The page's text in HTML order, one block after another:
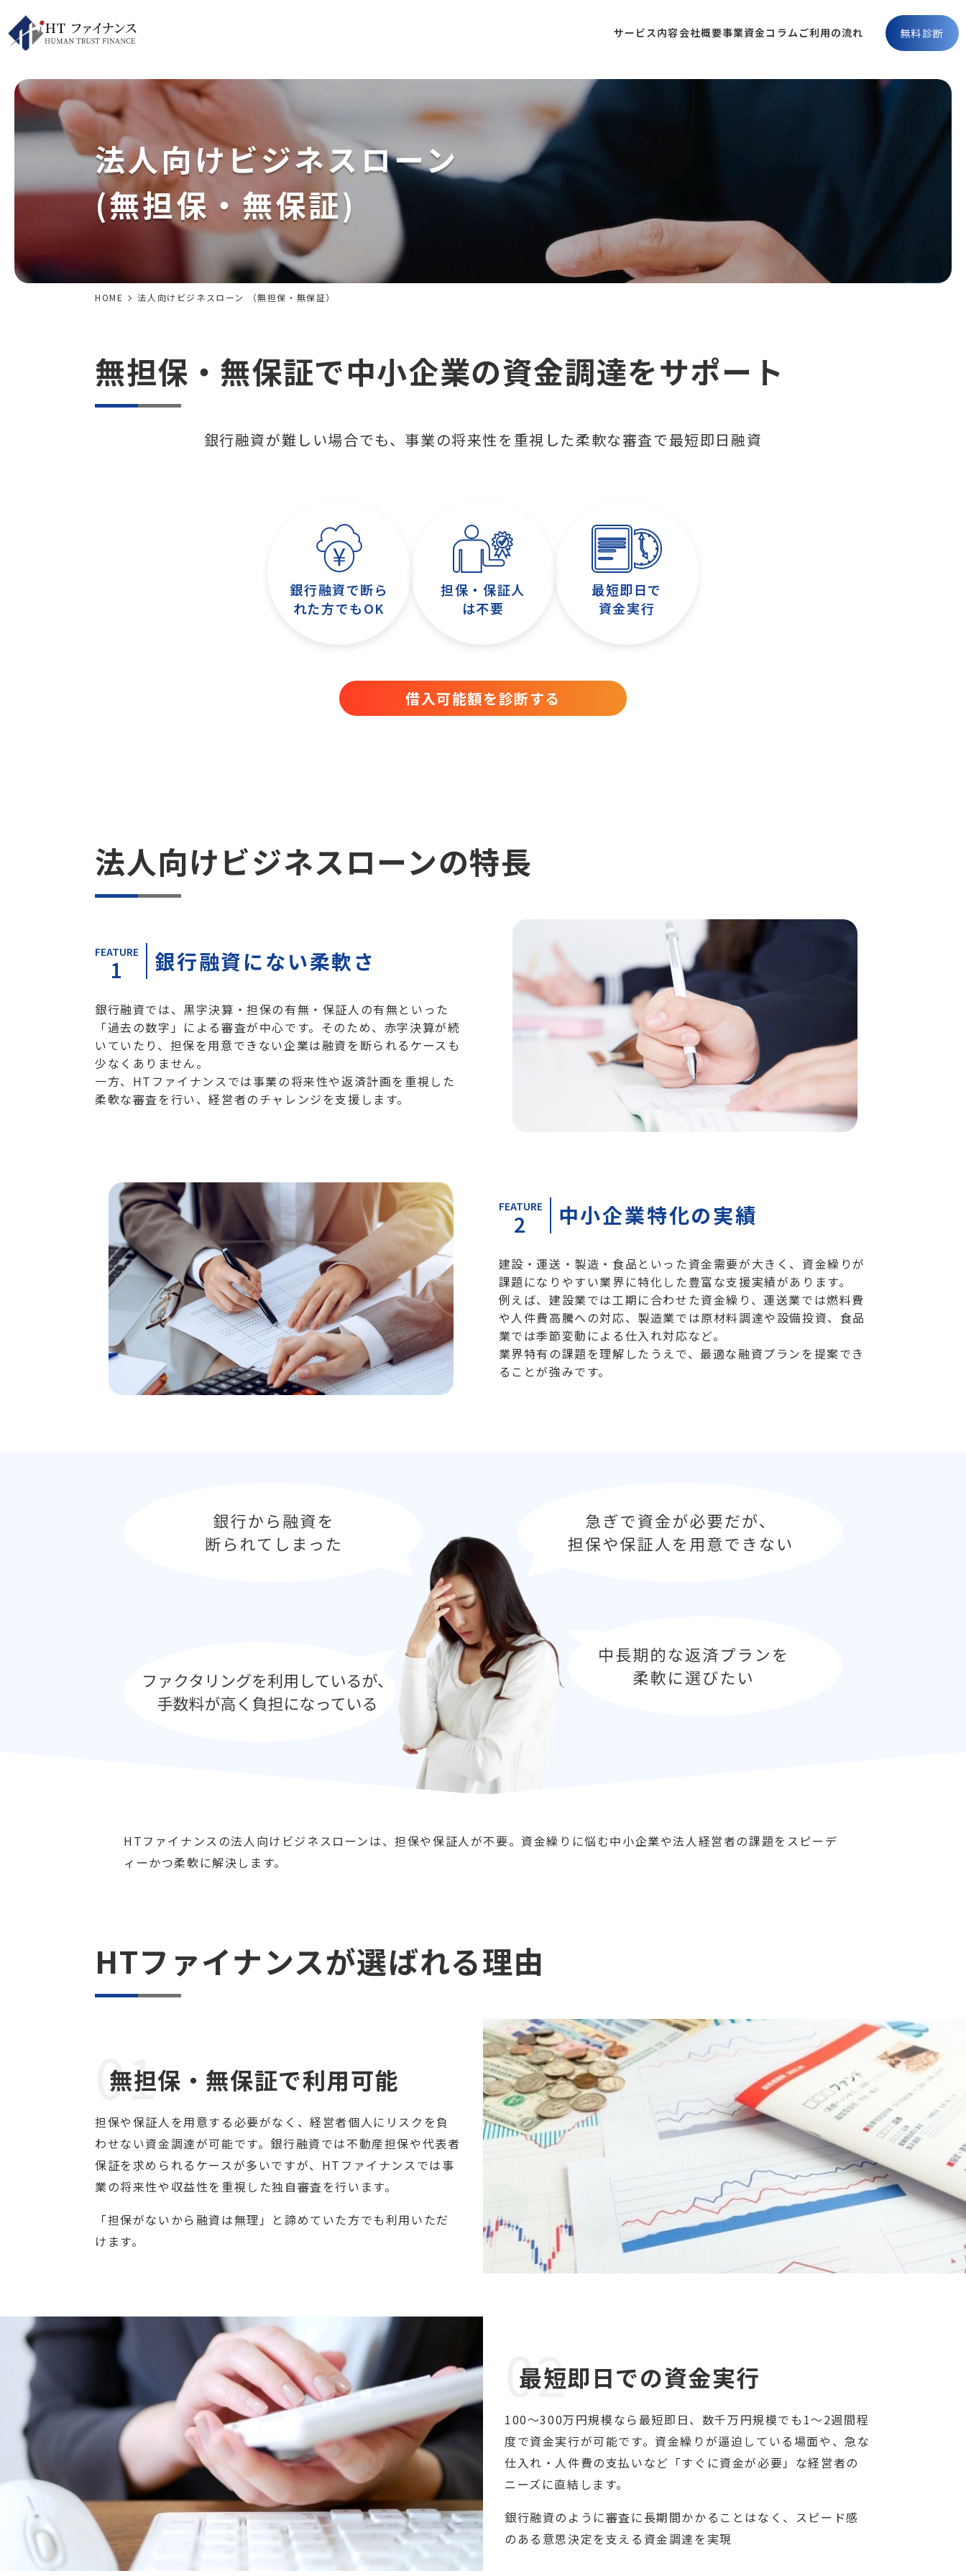
サービス内容会社概要事業資金コラム ご利用の流れ 無料診断
法人向けビジネスローン
(無担保・無保証)
HOME 法人向けビジネスローン （無担保・無保証）
無担保・無保証で中小企業の資金調達をサポート
銀行融資が難しい場合でも、事業の将来性を重視した柔軟な審査で最短即日融資
銀行融資で断ら
れた方でもOK
担保・保証人
は不要
最短即日で
資金実行
借入可能額を診断する
法人向けビジネスローンの特長
FEATURE
1 銀行融資にない柔軟さ
銀行融資では、黒字決算・担保の有無・保証人の有無といった
「過去の数字」による審査が中心です。そのため、赤字決算が続
いていたり、担保を用意できない企業は融資を断られるケースも
少なくありません。
一方、HTファイナンスでは事業の将来性や返済計画を重視した
柔軟な審査を行い、経営者のチャレンジを支援します。
FEATURE
2 中小企業特化の実績
建設・運送・製造・食品といった資金需要が大きく、資金繰りが
課題になりやすい業界に特化した豊富な支援実績があります。
例えば、建設業では工期に合わせた資金繰り、運送業では燃料費
や人件費高騰への対応、製造業では原材料調達や設備投資、食品
業では季節変動による仕入れ対応など。
業界特有の課題を理解したうえで、最適な融資プランを提案でき
ることが強みです。
HTファイナンスの法人向けビジネスローンは、担保や保証人が不要。資金繰りに悩む中小企業や法人経営者の課題をスピーデ
ィーかつ柔軟に解決します。
HTファイナンスが選ばれる理由
01
無担保・無保証で利用可能
担保や保証人を用意する必要がなく、経営者個人にリスクを負
わせない資金調達が可能です。銀行融資では不動産担保や代表者
保証を求められるケースが多いですが、HTファイナンスでは事
業の将来性や収益性を重視した独自審査を行います。
「担保がないから融資は無理」と諦めていた方でも利用いただ
けます。
02
最短即日での資金実行
100～300万円規模なら最短即日、数千万円規模でも1〜2週間程
度で資金実行が可能です。資金繰りが逼迫している場面や、急な
仕入れ・人件費の支払いなど「すぐに資金が必要」な経営者の
ニーズに直結します。
銀行融資のように審査に長期間かかることはなく、スピード感
のある意思決定を支える資金調達を実現